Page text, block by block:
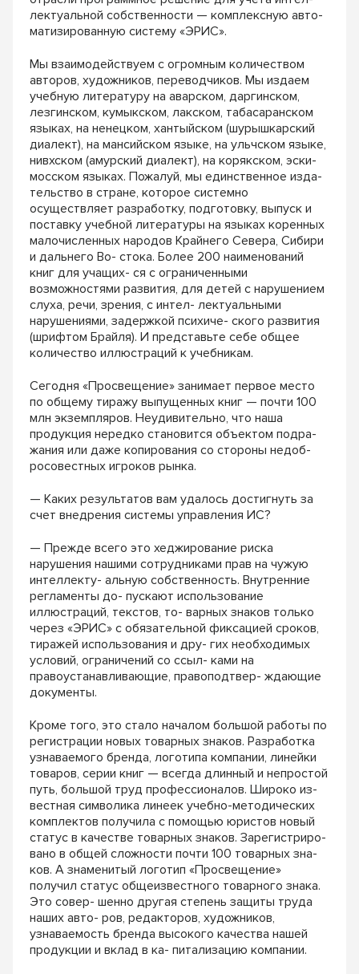
лектуальной собственности — комплексную авто-
матизированную систему «ЭРИС».
Мы взаимодействуем с огромным количеством
авторов, художников, переводчиков. Мы издаем
учебную литературу на аварском, даргинском,
лезгинском, кумыкском, лакском, табасаранском
языках, на ненецком, хантыйском (шурышкарский
диалект), на мансийском языке, на ульчском языке,
нивхском (амурский диалект), на корякском, эски-
мосском языках. Пожалуй, мы единственное изда-
тельство в стране, которое системно
осуществляет разработку, подготовку, выпуск и
поставку учебной литературы на языках коренных
малочисленных народов Крайнего Севера, Сибири
и дальнего Во- стока. Более 200 наименований
книг для учащих- ся с ограниченными
возможностями развития, для детей с нарушением
слуха, речи, зрения, с интел- лектуальными
нарушениями, задержкой психиче- ского развития
(шрифтом Брайля). И представьте себе общее
количество иллюстраций к учебникам.
Сегодня «Просвещение» занимает первое место
по общему тиражу выпущенных книг — почти 100
млн экземпляров. Неудивительно, что наша
продукция нередко становится объектом подра-
жания или даже копирования со стороны недоб-
росовестных игроков рынка.
— Каких результатов вам удалось достигнуть за
счет внедрения системы управления ИС?
— Прежде всего это хеджирование риска
нарушения нашими сотрудниками прав на чужую
интеллекту- альную собственность. Внутренние
регламенты до- пускают использование
иллюстраций, текстов, то- варных знаков только
через «ЭРИС» с обязательной фиксацией сроков,
тиражей использования и дру- гих необходимых
условий, ограничений со ссыл- ками на
правоустанавливающие, правоподтвер- ждающие
документы.
Кроме того, это стало началом большой работы по
регистрации новых товарных знаков. Разработка
узнаваемого бренда, логотипа компании, линейки
товаров, серии книг — всегда длинный и непростой
путь, большой труд профессионалов. Широко из-
вестная символика линеек учебно-методических
комплектов получила с помощью юристов новый
статус в качестве товарных знаков. Зарегистриро-
вано в общей сложности почти 100 товарных зна-
ков. А знаменитый логотип «Просвещение»
получил статус общеизвестного товарного знака.
Это совер- шенно другая степень защиты труда
наших авто- ров, редакторов, художников,
узнаваемость бренда высокого качества нашей
продукции и вклад в ка- питализацию компании.